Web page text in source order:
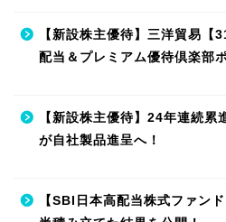
【新設株主優待】三洋貿易【
配当＆プレミアム優待倶楽部
【新設株主優待】24年連続
が自社製品進呈へ！
【SBI日本高配当株式ファン